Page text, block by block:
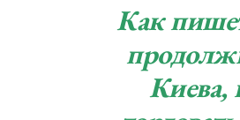
Как
Киева,